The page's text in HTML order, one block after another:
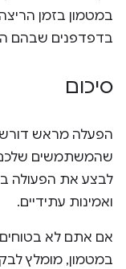
במטמון בזמן
בדפדפנים שבהם
סיכום
הפעלה מראש
שהמשתמשים שלכם
לבצע את הפעולה
ואמינות עתידיים.
אם אתם לא בטוחים